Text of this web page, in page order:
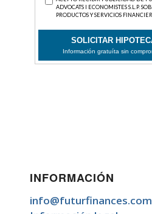
INFORMACIÓN
info@futurfinances.com